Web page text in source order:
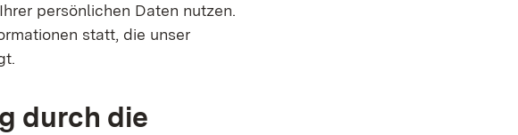
persönlichen Daten nutzen.
statt, die unser
durch die